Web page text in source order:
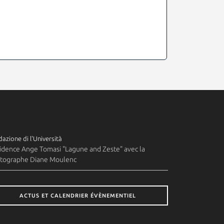
di l'Università
Ange Tomasi "Lagune and Zeste" avec la
Diane Moulenc
ACTUS ET CALENDRIER ÉVÈNEMENTIEL